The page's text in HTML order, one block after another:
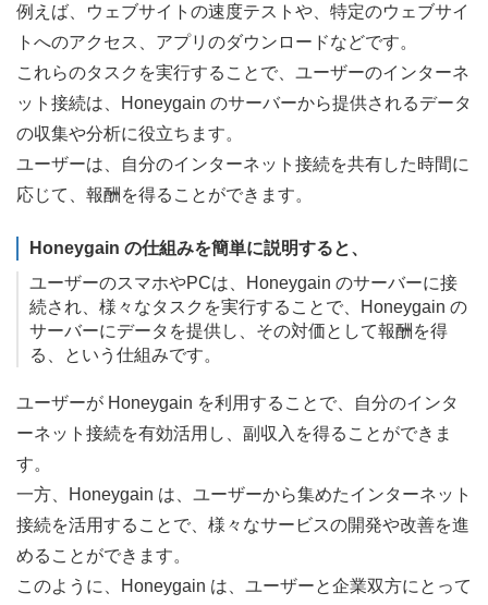
例えば、ウェブサイトの速度テストや、特定のウェブサイ
トへのアクセス、アプリのダウンロードなどです。
これらのタスクを実行することで、ユーザーのインターネ
ット接続は、Honeygain のサーバーから提供されるデータ
の収集や分析に役立ちます。
ユーザーは、自分のインターネット接続を共有した時間に
応じて、報酬を得ることができます。
Honeygain の仕組みを簡単に説明すると、
ユーザーのスマホやPCは、Honeygain のサーバーに接
続され、様々なタスクを実行することで、Honeygain の
サーバーにデータを提供し、その対価として報酬を得
る、という仕組みです。
ユーザーが Honeygain を利用することで、自分のインタ
ーネット接続を有効活用し、副収入を得ることができま
す。
一方、Honeygain は、ユーザーから集めたインターネット
接続を活用することで、様々なサービスの開発や改善を進
めることができます。
このように、Honeygain は、ユーザーと企業双方にとって